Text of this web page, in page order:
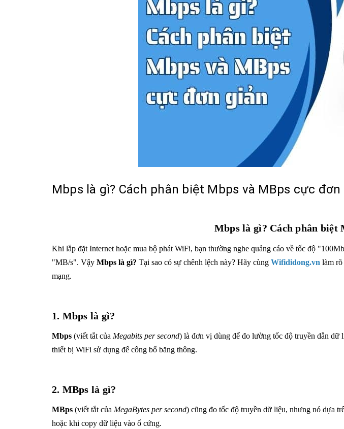
Mbps là gì? Cách phân biệt Mbps và MBps cực đơn
Mbps là gì? Cách phân biệt
Khi lắp đặt Internet hoặc mua bộ phát WiFi, bạn thường nghe quảng cáo về tốc độ
"MB/s". Vậy Mbps là gì? Tại sao có sự chênh lệch này? Hãy cùng Wifididong.vn làm
mạng.
1. Mbps là gì?
Mbps (viết tắt của Megabits per second) là đơn vị dùng để đo lường tốc độ truyền dẫn dữ
thiết bị WiFi sử dụng để công bố băng thông.
2. MBps là gì?
MBps (viết tắt của MegaBytes per second) cũng đo tốc độ truyền dữ liệu, nhưng nó dựa
hoặc khi copy dữ liệu vào ổ cứng.